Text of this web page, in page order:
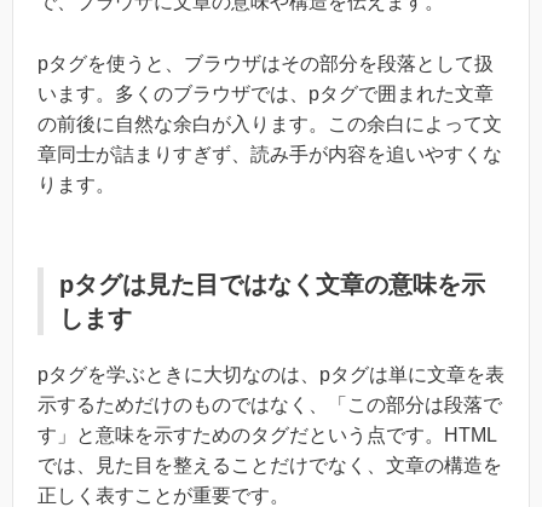
pタグを使うと、ブラウザはその部分を段落として扱
います。多くのブラウザでは、pタグで囲まれた文章
の前後に自然な余白が入ります。この余白によって文
章同士が詰まりすぎず、読み手が内容を追いやすくな
ります。
pタグは見た目ではなく文章の意味を示
します
pタグを学ぶときに大切なのは、pタグは単に文章を表
示するためだけのものではなく、「この部分は段落で
す」と意味を示すためのタグだという点です。HTML
では、見た目を整えることだけでなく、文章の構造を
正しく表すことが重要です。